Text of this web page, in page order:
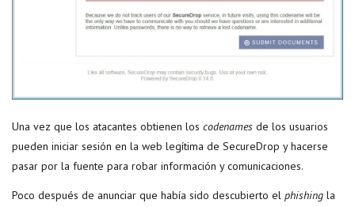
Una vez que los atacantes obtienen los codenames de los usuarios
pueden iniciar sesión en la web legítima de SecureDrop y hacerse
pasar por la fuente para robar información y comunicaciones.
Poco después de anunciar que había sido descubierto el phishing la